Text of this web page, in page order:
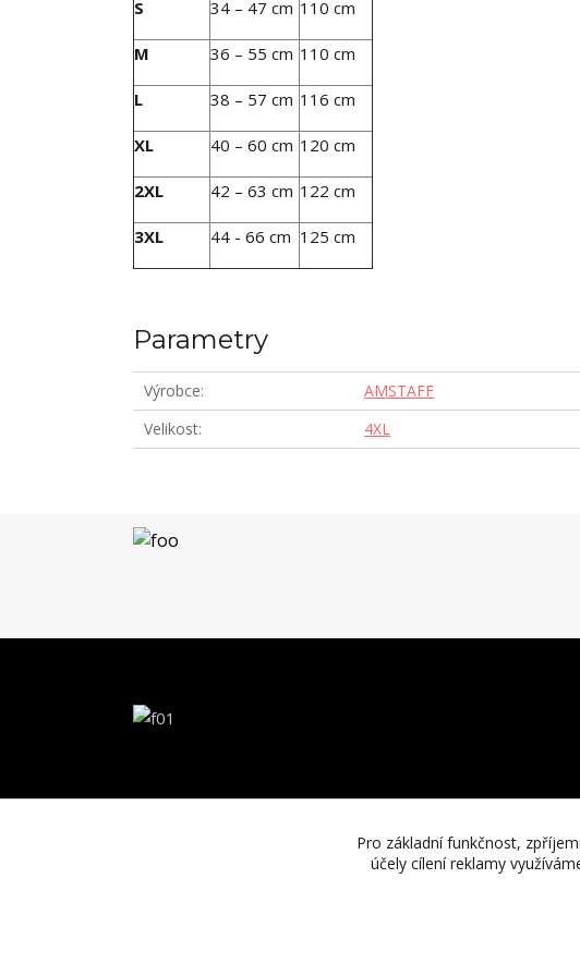
S 34 – 47 cm 110 cm
M 36 – 55 cm 110 cm
L 38 – 57 cm 116 cm
XL 40 – 60 cm 120 cm
2XL 42 – 63 cm 122 cm
3XL 44 - 66 cm 125 cm
Parametry
Výrobce
AMSTAFF
Velikost
4XL
Pro základní funkčnost,
účely cílení reklamy